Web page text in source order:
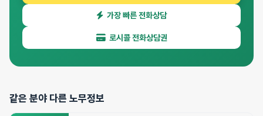
가장 빠른 전화상담
로시콜 전화상담권
같은 분야 다른 노무정보